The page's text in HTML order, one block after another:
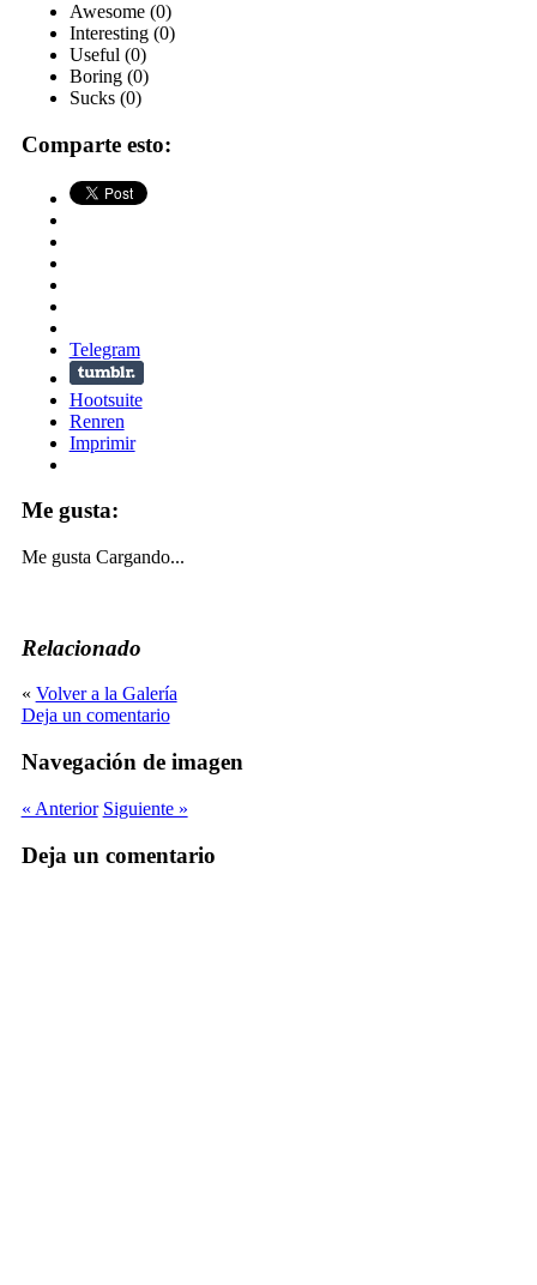
Awesome (0)
Interesting (0)
Useful (0)
Boring (0)
Sucks (0)
Comparte esto:
Telegram
Hootsuite
Renren
Imprimir
Me gusta:
Me gusta Cargando...
Relacionado
« Volver a la Galería
Deja un comentario
Navegación de imagen
« Anterior Siguiente »
Deja un comentario